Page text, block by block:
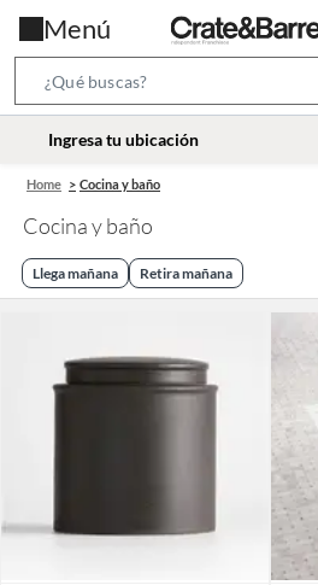
Menú
Bar
location-
Ingresa tu ubicación
Home Cocina y baño
Cocina y baño
Llega mañana Retira mañana